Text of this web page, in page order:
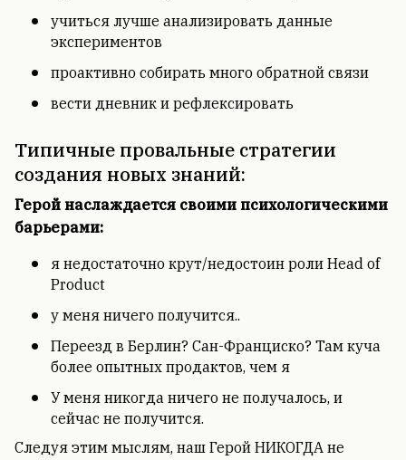
учиться лучше анализировать данные
экспериментов
проактивно собирать много обратной связи
вести дневник и рефлексировать
Типичные провальные стратегии
создания новых знаний:
Герой наслаждается своими психологическими
барьерами:
я недостаточно крут/недостоин роли Head of
Product
у меня ничего получится..
Переезд в Берлин? Сан-Франциско? Там куча
более опытных продактов, чем я
У меня никогда ничего не получалось, и
сейчас не получится.
Следуя этим мыслям, наш Герой НИКОГДА не